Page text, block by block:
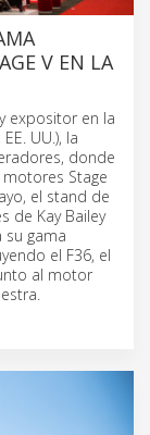
V EN LA
expositor en la
UU.), la
donde
Stage
el stand de
de Kay Bailey
su gama
el F36, el
al motor